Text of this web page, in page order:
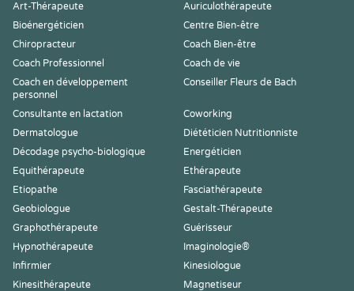
Art-Thérapeute
Auriculothérapeute
Bioénergéticien
Centre Bien-être
Chiropracteur
Coach Bien-être
Coach Professionnel
Coach de vie
Coach en développement
personnel
Conseiller Fleurs de Bach
Consultante en lactation
Coworking
Dermatologue
Diététicien Nutritionniste
Décodage psycho-biologique
Energéticien
Equithérapeute
Ethérapeute
Etiopathe
Fasciathérapeute
Geobiologue
Gestalt-Thérapeute
Graphothérapeute
Guérisseur
Hypnothérapeute
Imaginologie®
Infirmier
Kinesiologue
Kinesithérapeute
Magnetiseur